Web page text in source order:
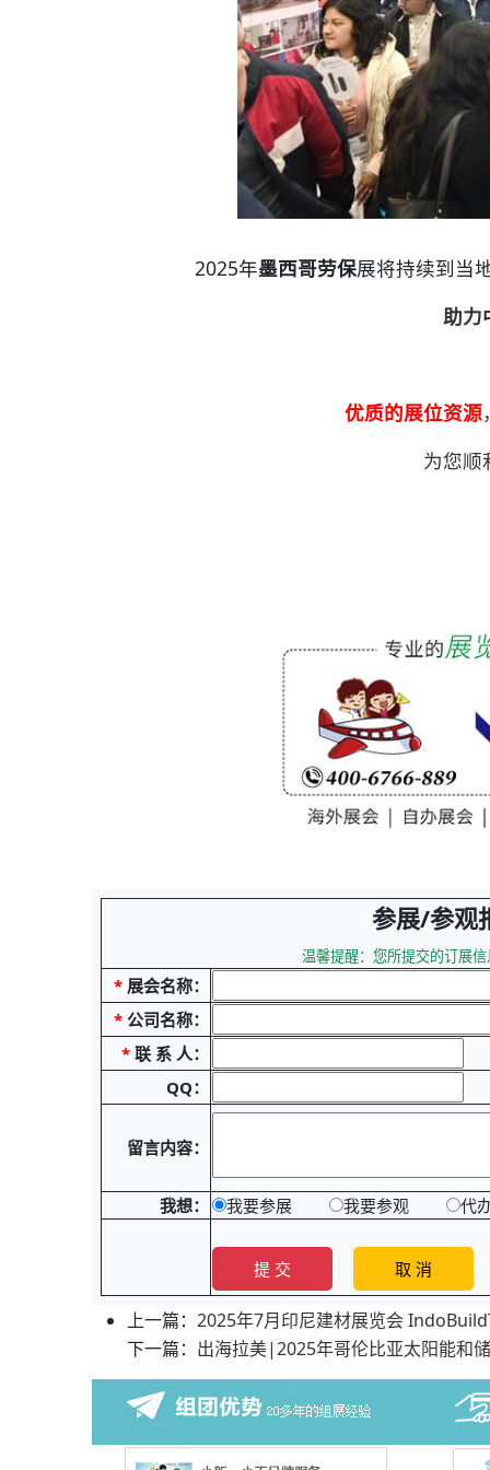
2025年墨西哥劳保展将持续到当
助力
优质的展位资源
为您顺
参展/参观
温馨提醒：您所提交的订展
* 展会名称：
* 公司名称：
* 联 系 人：
QQ：
留言内容：
我想： 我要参展 我要参观 代
上一篇： 2025年7月印尼建材展览会
下一篇： 出海拉美|2025年哥伦比亚太阳能和